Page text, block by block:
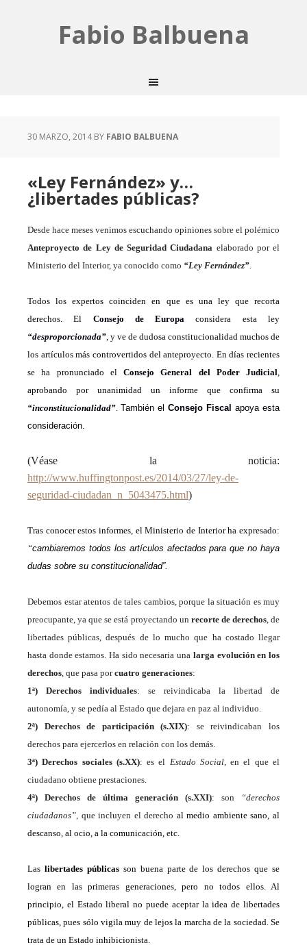
Fabio Balbuena
30 MARZO, 2014BY FABIO BALBUENA
«Ley Fernández» y…
¿libertades públicas?
Desde hace meses venimos escuchando opiniones sobre el polémico
Anteproyecto de Ley de Seguridad Ciudadana elaborado por el
Ministerio del Interior, ya conocido como “Ley Fernández”.
Todos los expertos coinciden en que es una ley que recorta
derechos.El Consejo de Europaconsidera esta ley
“desproporcionada”, y ve de dudosa constitucionalidad muchos de
los artículos más controvertidos del anteproyecto. En días recientes
se ha pronunciado el Consejo General del Poder Judicial,
aprobando por unanimidad un informe que confirma su
“inconstitucionalidad”. También el Consejo Fiscal apoya esta
consideración.
(Véase la noticia:
http://www.huffingtonpost.es/2014/03/27/ley-de-
seguridad-ciudadan_n_5043475.html)
Tras conocer estos informes, el Ministerio de Interior ha expresado:
“cambiaremos todos los artículos afectados para que no haya
dudas sobre su constitucionalidad”.
Debemos estar atentos de tales cambios, porque la situación es muy
preocupante,yaque seestá proyectando un recorte de derechos,de
libertades públicas, después de lo mucho que ha costado llegar
hasta donde estamos. Ha sido necesaria una larga evolución en los
derechos, que pasa porcuatro generaciones:
1ª) Derechos individuales: se reivindicaba la libertad de
autonomía, y se pedía al Estado que dejara en paz al individuo.
2ª) Derechos de participación (s.XIX): se reivindicaban los
derechos para ejercerlos en relación con los demás.
3ª) Derechos sociales (s.XX): es el Estado Social, en el que el
ciudadano obtiene prestaciones.
4ª) Derechos de última generación (s.XXI): son
“derechos
ciudadanos”, que incluyen el derecho al medio ambiente sano, al
descanso, al ocio, a la comunicación, etc.
Las libertades públicas son buena parte de los derechos que se
logran en las primeras generaciones, pero no todos ellos. Al
principio, el Estado liberal no puede aceptar la idea de libertades
públicas, pues sólo vigila muy de lejos la marcha de la sociedad. Se
trata de un Estado inhibicionista.